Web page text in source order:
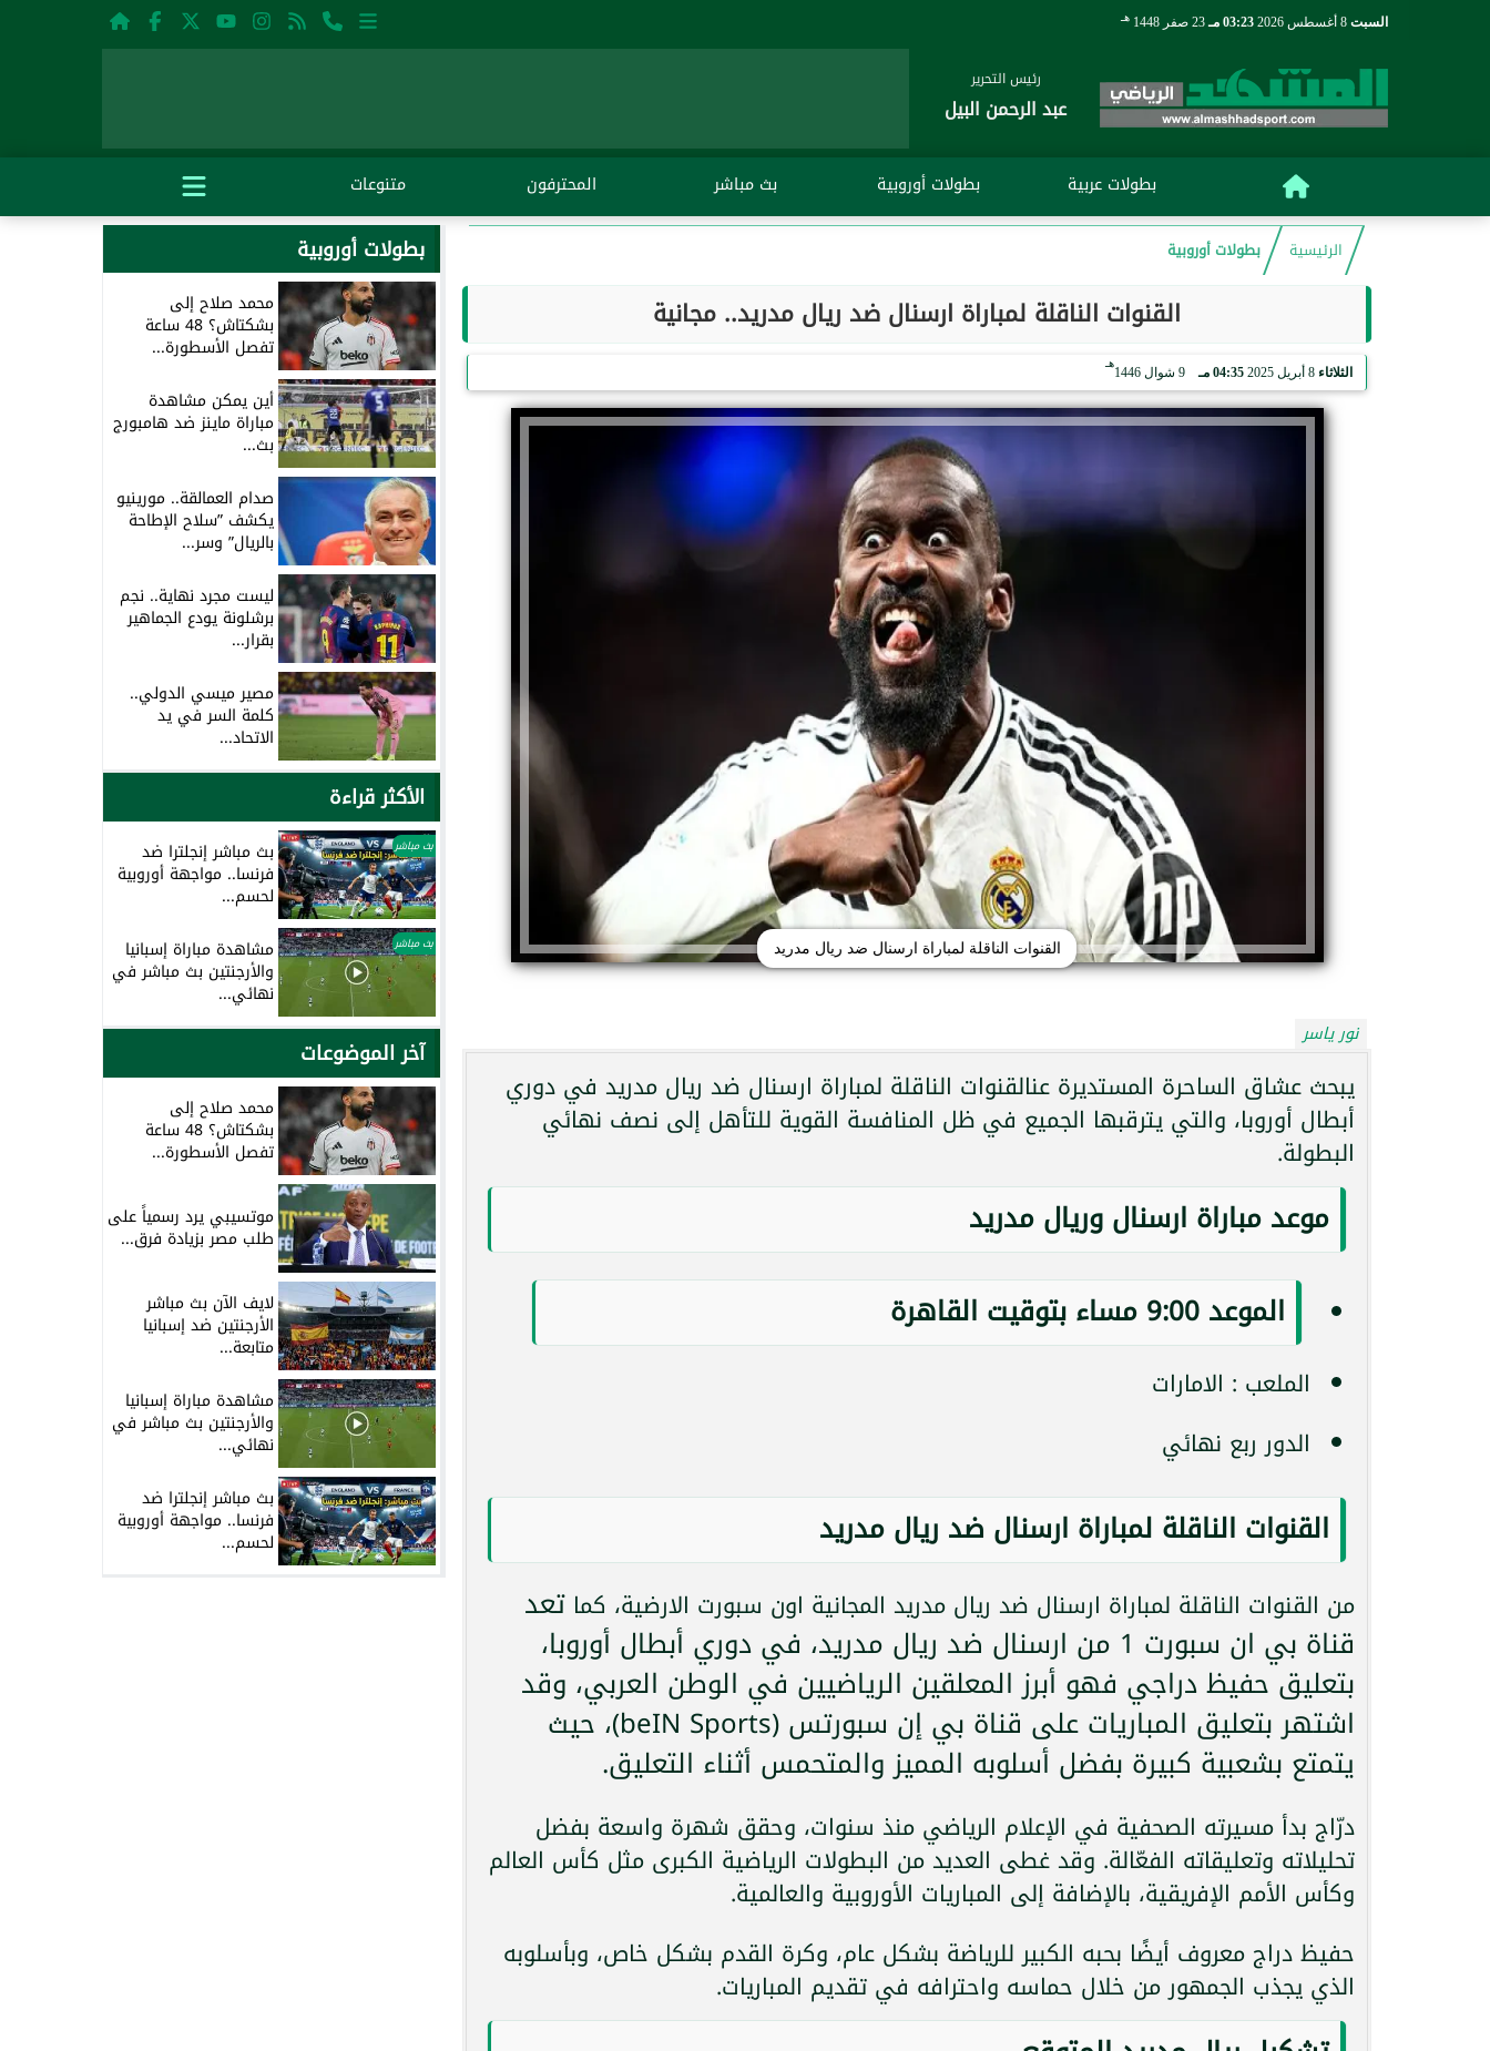
السبت 03:23 مـ 23 صفر 1448 هـ
رئيس التحرير
عبد الرحمن البيل
بطولات عربية بطولات أوروبية بث مباشر المحترفون متنوعات
الرئيسية بطولات أوروبية
القنوات الناقلة لمباراة ارسنال ضد ريال مدريد.. مجانية
الثلاثاء 8 أبريل 2025 04:35 مـ 9 شوال 1446
هـ
القنوات الناقلة لمباراة ارسنال ضد ريال مدريد
نور ياسر
يبحث عشاق الساحرة المستديرة عنالقنوات الناقلة لمباراة ارسنال ضد ريال مدريد في دوري
أبطال أوروبا، والتي يترقبها الجميع في ظل المنافسة القوية للتأهل إلى نصف نهائي
البطولة.
موعد مباراة ارسنال وريال مدريد
الموعد 9:00 مساء بتوقيت القاهرة
الملعب : الامارات
الدور ربع نهائي
القنوات الناقلة لمباراة ارسنال ضد ريال مدريد
من القنوات الناقلة لمباراة ارسنال ضد ريال مدريد المجانية اون سبورت الارضية، كما تعد
قناة بي ان سبورت 1 من ارسنال ضد ريال مدريد، في دوري أبطال أوروبا،
بتعليق حفيظ دراجي فهو أبرز المعلقين الرياضيين في الوطن العربي، وقد
اشتهر بتعليق المباريات على قناة بي إن سبورتس (beIN Sports)، حيث
يتمتع بشعبية كبيرة بفضل أسلوبه المميز والمتحمس أثناء التعليق.
درّاج بدأ مسيرته الصحفية في الإعلام الرياضي منذ سنوات، وحقق شهرة واسعة بفضل
تحليلاته وتعليقاته الفعّالة. وقد غطى العديد من البطولات الرياضية الكبرى مثل كأس العالم
وكأس الأمم الإفريقية، بالإضافة إلى المباريات الأوروبية والعالمية.
حفيظ دراج معروف أيضًا بحبه الكبير للرياضة بشكل عام، وكرة القدم بشكل خاص، وبأسلوبه
الذي يجذب الجمهور من خلال حماسه واحترافه في تقديم المباريات.
بطولات أوروبية
محمد صلاح إلى
بشكتاش؟ 48 ساعة
تفصل الأسطورة...
أين يمكن مشاهدة
مباراة ماينز ضد هامبورج
بث...
صدام العمالقة.. مورينيو
يكشف ”سلاح الإطاحة
بالريال” وسر...
ليست مجرد نهاية.. نجم
برشلونة يودع الجماهير
بقرار...
مصير ميسي الدولي..
كلمة السر في يد
الاتحاد...
الأكثر قراءة
بث مباشر بث مباشر إنجلترا ضد
فرنسا.. مواجهة أوروبية
لحسم...
بث مباشر مشاهدة مباراة إسبانيا
والأرجنتين بث مباشر في
نهائي...
آخر الموضوعات
محمد صلاح إلى
بشكتاش؟ 48 ساعة
تفصل الأسطورة...
موتسيبي يرد رسمياً على
طلب مصر بزيادة فرق...
لايف الآن بث مباشر
الأرجنتين ضد إسبانيا
متابعة...
مشاهدة مباراة إسبانيا
والأرجنتين بث مباشر في
نهائي...
بث مباشر إنجلترا ضد
فرنسا.. مواجهة أوروبية
لحسم...